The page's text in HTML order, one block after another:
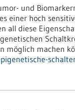
und
einer hoch
all diese
möglich machen